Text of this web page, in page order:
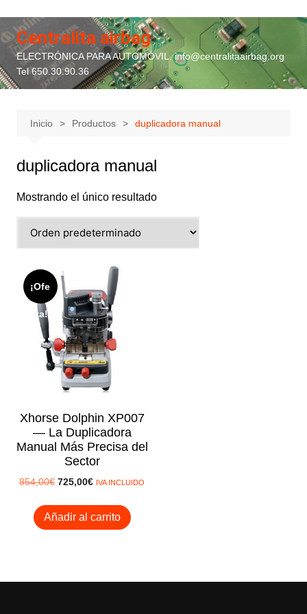
contenido
Centralita airbag
ELECTRÓNICA PARA AUTOMÓVIL. info@centralitaairbag.org
Tel 650.30.90.36
Inicio Productos duplicadora manual
duplicadora manual
Mostrando el único resultado
¡Ofe
rta!
Xhorse Dolphin XP007
— La Duplicadora
Manual Más Precisa del
Sector
854,00€ El
original
725,00€El
actual
IVA INCLUIDO
Añadir al carrito